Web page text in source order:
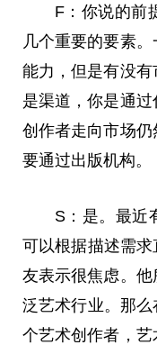
F：你说的前
几个重要的要素
能力，但是有没
是渠道，你是通过
创作者走向市场
要通过出版机构。
S：是。最近
可以根据描述需
友表示很焦虑。
泛艺术行业。那
个艺术创作者，